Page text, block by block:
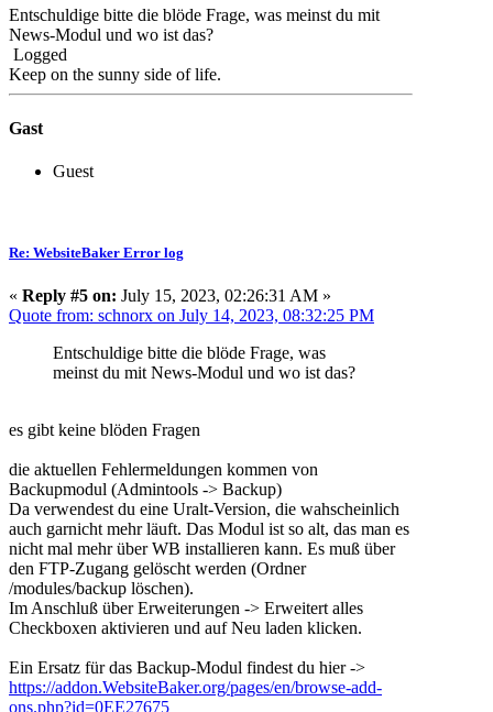
Entschuldige bitte die blöde Frage, was meinst du mit
News-Modul und wo ist das?
Logged
Keep on the sunny side of life.
Gast
Guest
Re: WebsiteBaker Error log
« Reply #5 on: July 15, 2023, 02:26:31 AM »
Quote from: schnorx on July 14, 2023, 08:32:25 PM
Entschuldige bitte die blöde Frage, was
meinst du mit News-Modul und wo ist das?
es gibt keine blöden Fragen
die aktuellen Fehlermeldungen kommen von
Backupmodul (Admintools -> Backup)
Da verwendest du eine Uralt-Version, die wahscheinlich
auch garnicht mehr läuft. Das Modul ist so alt, das man es
nicht mal mehr über WB installieren kann. Es muß über
den FTP-Zugang gelöscht werden (Ordner
/modules/backup löschen).
Im Anschluß über Erweiterungen -> Erweitert alles
Checkboxen aktivieren und auf Neu laden klicken.
Ein Ersatz für das Backup-Modul findest du hier ->
https://addon.WebsiteBaker.org/pages/en/browse-add-
ons.php?id=0EE27675